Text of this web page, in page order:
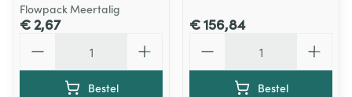
Flowpack Meertalig
€ 2,67
Bestel
€ 156,84
Bestel